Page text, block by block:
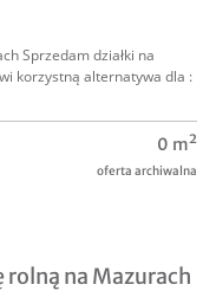
Sprzedam działki na
korzystną alternatywa dla :
na Mazurach
0 m²
oferta archiwalna